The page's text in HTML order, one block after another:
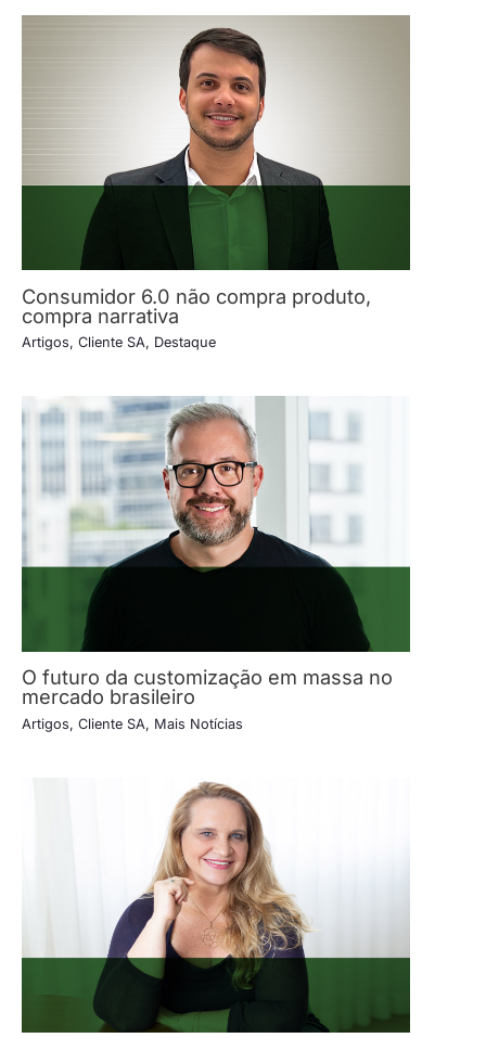
Consumidor 6.0 não compra produto,
compra narrativa
Artigos, Cliente SA, Destaque
O futuro da customização em massa no
mercado brasileiro
Artigos, Cliente SA, Mais Notícias